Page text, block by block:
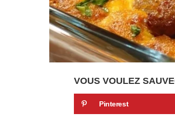
VOUS VOULEZ
Pinterest